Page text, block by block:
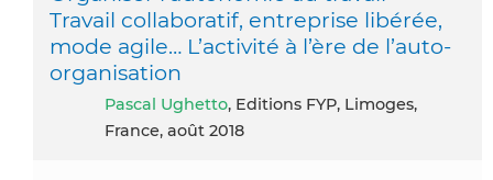
Travail collaboratif, entreprise libérée,
mode agile… L’activité à l’ère de l’auto-
organisation
Pascal Ughetto, Editions FYP, Limoges,
France, août 2018